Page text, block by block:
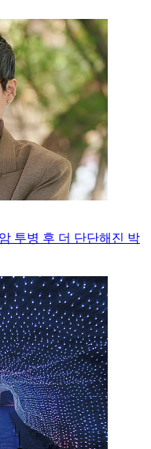
투병 후 더 단단해진 박